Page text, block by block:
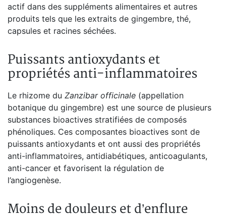
actif dans des suppléments alimentaires et autres
produits tels que les extraits de gingembre, thé,
capsules et racines séchées.
Puissants antioxydants et
propriétés anti-inflammatoires
Le rhizome du Zanzibar officinale (appellation
botanique du gingembre) est une source de plusieurs
substances bioactives stratifiées de composés
phénoliques. Ces composantes bioactives sont de
puissants antioxydants et ont aussi des propriétés
anti-inflammatoires, antidiabétiques, anticoagulants,
anti-cancer et favorisent la régulation de
l’angiogenèse.
Moins de douleurs et d’enflure